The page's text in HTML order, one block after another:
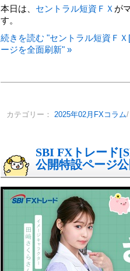
本日は、 セントラル短資ＦＸ が
す。
続きを読む "セントラル短資Ｆ
ージを全面刷新" »
カテゴリー： 2025年02月FXコラム
SBI FXトレード
公開特設ページ